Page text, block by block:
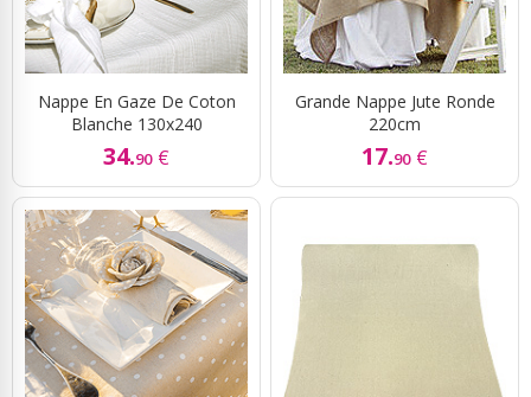
Nappe En Gaze De Coton
Blanche 130x240
34.90 €
Grande Nappe Jute Ronde
220cm
17.90 €